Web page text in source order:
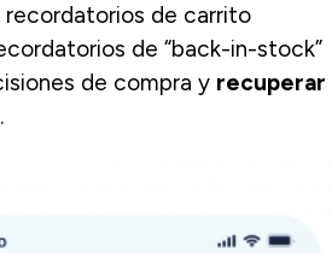
recordatorios de carrito
de “back-in-stock”
de compra y recuperar
.